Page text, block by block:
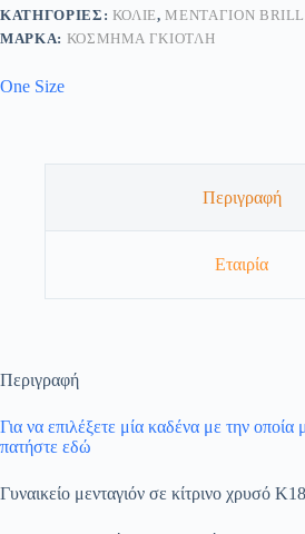
ΚΑΤΗΓΟΡΊΕΣ: ΚΟΛΙΈ,ΜΕΝΤΑΓΙΌΝ
ΜΆΡΚΑ: ΚΟΣΜΗΜΑ ΓΚΙΟΤΛΗ
One Size
Περιγραφή
Εταιρία
Περιγραφή
Για να επιλέξετε μία καδένα με την οποία
πατήστε εδώ
Γυναικείο μενταγιόν σε κίτρινο χρυσό